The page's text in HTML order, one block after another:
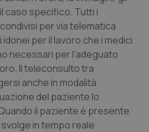
caso specifico. Tutti i
per via telematica
per il lavoro che i medici
necessari per l’adeguato
Il teleconsulto tra
anche in modalità
del paziente lo
il paziente è presente
in tempo reale